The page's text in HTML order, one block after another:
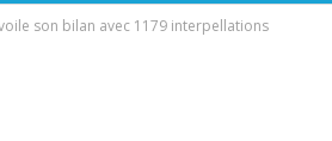
son bilan avec 1179 interpellations